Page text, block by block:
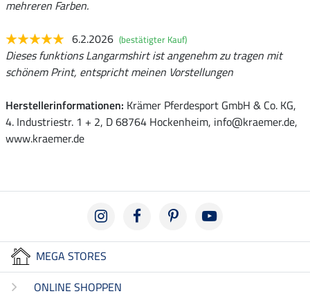
mehreren Farben.
6.2.2026 (bestätigter Kauf)
Dieses funktions Langarmshirt ist angenehm zu tragen mit
schönem Print, entspricht meinen Vorstellungen
Herstellerinformationen: Krämer Pferdesport GmbH & Co. KG,
4. Industriestr. 1 + 2, D 68764 Hockenheim, info@kraemer.de,
www.kraemer.de
MEGA STORES
ONLINE SHOPPEN